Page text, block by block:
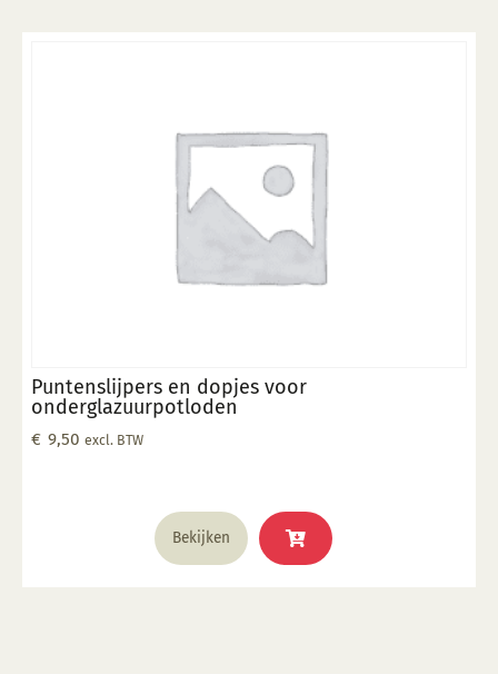
Puntenslijpers en dopjes voor
onderglazuurpotloden
€ 9,50 excl. BTW
Bekijken